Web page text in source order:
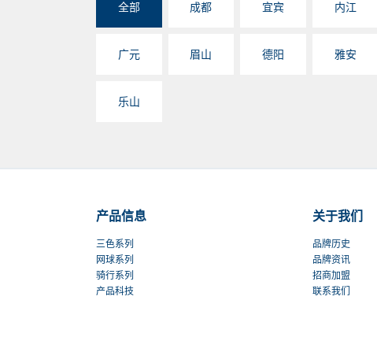
全部 成都 宜宾 内江
广元 眉山 德阳 雅安
乐山
产品信息
三色系列
网球系列
骑行系列
产品科技
关于我们
品牌历史
品牌资讯
招商加盟
联系我们